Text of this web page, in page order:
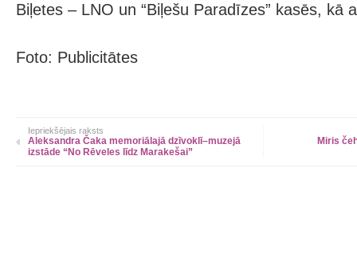
Biļetes – LNO un “Biļešu Paradīzes” kasēs, kā
Foto: Publicitātes
Iepriekšējais raksts
Aleksandra Čaka memoriālajā dzīvoklī–muzejā
izstāde “No Rēveles līdz Marakešai”
Miris